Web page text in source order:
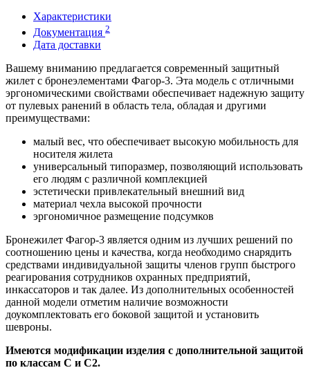
Характеристики
Документация 2
Дата доставки
Вашему вниманию предлагается современный защитный
жилет с бронеэлементами Фагор-3. Эта модель с отличными
эргономическими свойствами обеспечивает надежную защиту
от пулевых ранений в область тела, обладая и другими
преимуществами:
малый вес, что обеспечивает высокую мобильность для
носителя жилета
универсальный типоразмер, позволяющий использовать
его людям с различной комплекцией
эстетически привлекательный внешний вид
материал чехла высокой прочности
эргономичное размещение подсумков
Бронежилет Фагор-3 является одним из лучших решений по
соотношению цены и качества, когда необходимо снарядить
средствами индивидуальной защиты членов групп быстрого
реагирования сотрудников охранных предприятий,
инкассаторов и так далее. Из дополнительных особенностей
данной модели отметим наличие возможности
доукомплектовать его боковой защитой и установить
шевроны.
Имеются модификации изделия с дополнительной защитой
по классам С и С2.